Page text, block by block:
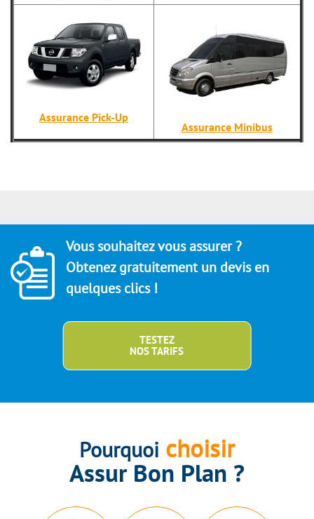
Assurance Pick-Up
Assurance Minibus
Vous souhaitez vous assurer ?
Obtenez gratuitement un devis en
quelques clics !
TESTEZ
NOS TARIFS
Pourquoi choisir
Assur Bon Plan ?